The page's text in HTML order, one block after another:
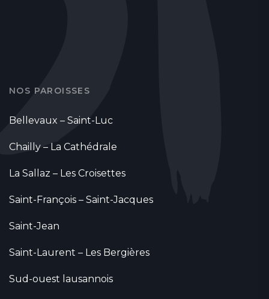
NOS PAROISSES
Bellevaux – Saint-Luc
Chailly – La Cathédrale
La Sallaz – Les Croisettes
Saint-François – Saint-Jacques
Saint-Jean
Saint-Laurent – Les Bergières
Sud-ouest lausannois